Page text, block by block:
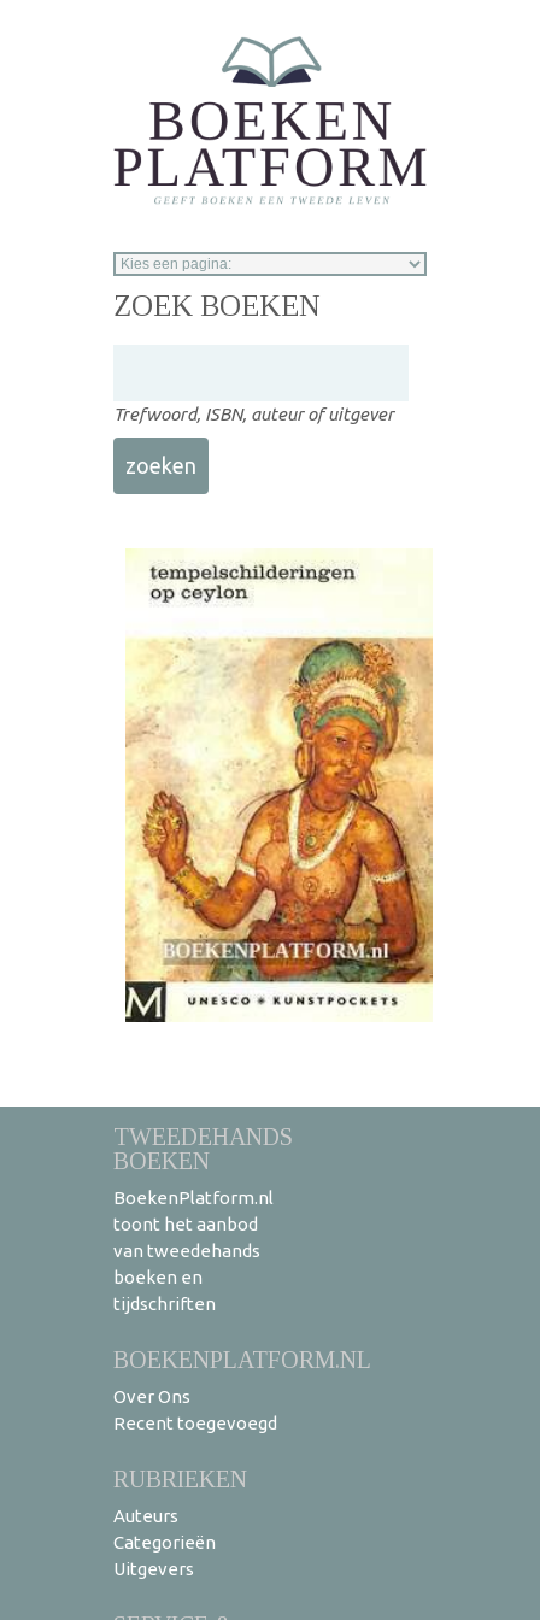
ZOEK BOEKEN
Trefwoord, ISBN, auteur of uitgever
TWEEDEHANDS
BOEKEN
BoekenPlatform.nl
toont het aanbod
van tweedehands
boeken en
tijdschriften
BOEKENPLATFORM.NL
Over Ons
Recent toegevoegd
RUBRIEKEN
Auteurs
Categorieën
Uitgevers